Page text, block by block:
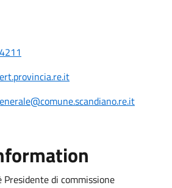
Presidente di commissione